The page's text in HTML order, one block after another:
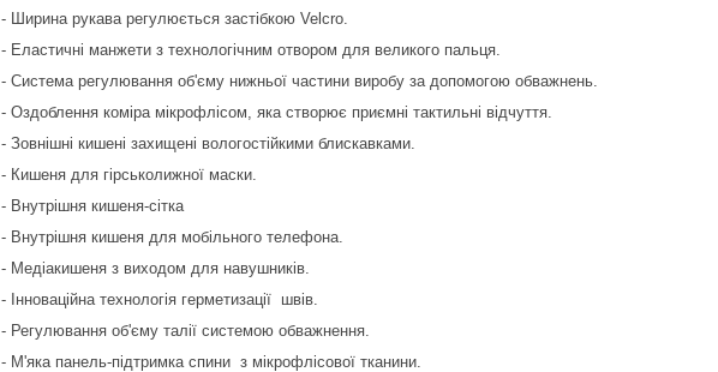
- Ширина рукава регулюється застібкою Velcro.
- Еластичні манжети з технологічним отвором для великого пальця.
- Система регулювання об'єму нижньої частини виробу за допомогою обважнень.
- Оздоблення коміра мікрофлісом, яка створює приємні тактильні відчуття.
- Зовнішні кишені захищені вологостійкими блискавками.
- Кишеня для гірськолижної маски.
- Внутрішня кишеня-сітка
- Внутрішня кишеня для мобільного телефона.
- Медіакишеня з виходом для навушників.
- Інноваційна технологія герметизації швів.
- Регулювання об'єму талії системою обважнення.
- М'яка панель-підтримка спини з мікрофлісової тканини.